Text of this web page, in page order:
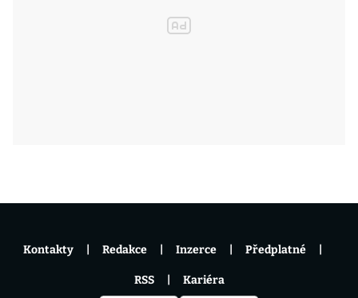
Kontakty Redakce Inzerce Předplatné
RSS Kariéra